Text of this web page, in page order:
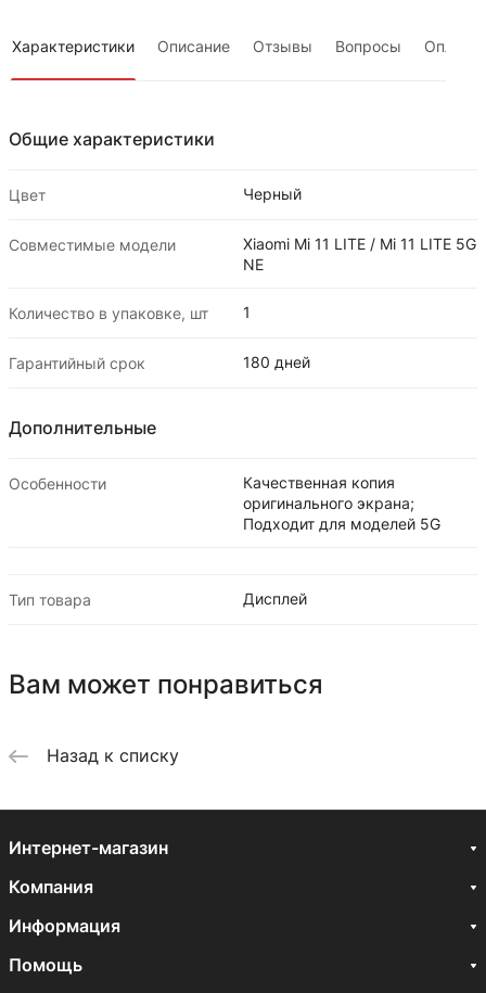
Характеристики Описание Отзывы Вопросы Оплата
Общие характеристики
Цвет Черный
Совместимые модели
Xiaomi Mi 11 LITE / Mi 11 LITE 5G
NE
Количество в упаковке, шт 1
Гарантийный срок 180 дней
Дополнительные
Особенности
Качественная копия
оригинального экрана;
Подходит для моделей 5G
Тип товара Дисплей
Вам может понравиться
Назад к списку
Интернет-магазин
Компания
Информация
Помощь